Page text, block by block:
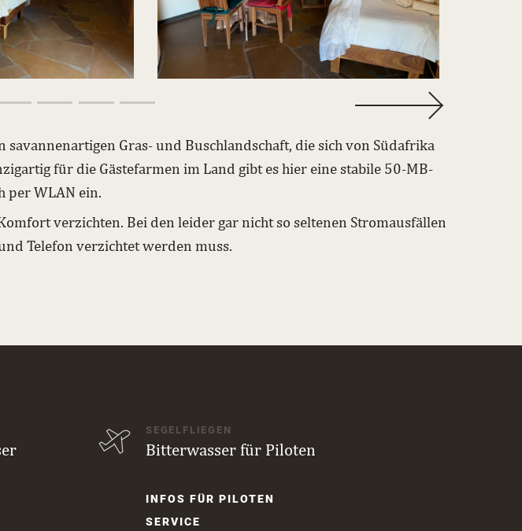
Gras- und Buschlandschaft, die sich von Südafrika
für die Gästefarmen im Land gibt es hier eine stabile 50-MB-
per WLAN ein.
verzichten. Bei den leider gar nicht so seltenen Stromausfällen
Telefon verzichtet werden muss.
SEGELFLIEGEN
Bitterwasser für Piloten
Navigation
INFOS FÜR PILOTEN
SERVICE